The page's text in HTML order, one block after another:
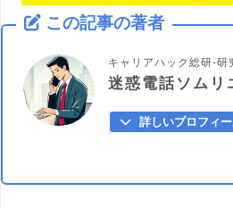
この記事の著者
キャリアハック総研-研
迷惑電話ソムリ
詳しいプロフィ